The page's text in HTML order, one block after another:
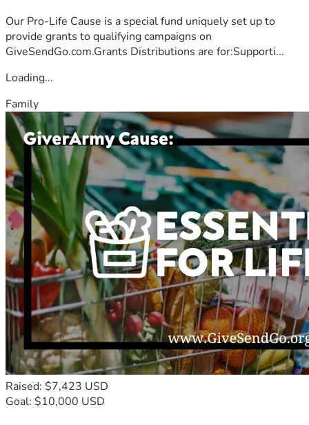
Our Pro-Life Cause is a special fund uniquely set up to
provide grants to qualifying campaigns on
GiveSendGo.com.Grants Distributions are for:Supporti...
Loading...
Family
Raised: $7,423 USD
Goal: $10,000 USD